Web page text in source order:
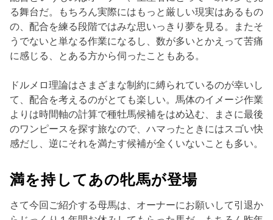
る舞台だ。もちろん実際にはもっと厳しい現実はあるもの
の、配合を練る段階ではみな思いっきり夢を見る。またそ
うでないと単なる作業になるし、数が多いとかえって苦痛
に感じる、とある方から伺ったこともある。
ドルメロ理論はさまざまな制約に縛られているのが幸いし
て、配合を考えるのがとても楽しい。馬体のイメージ作業
よりは時間軸の計算で種牡馬候補をはめ込む、まさに最後
のワンピースを探す旅なので、ハマったときにはスゴい快
感だし、逆にそれを満たす候補が全くいないことも多い。
満を持してあの牝馬が登場
さて今回ご紹介する母馬は、オーナーにお願いして引退か